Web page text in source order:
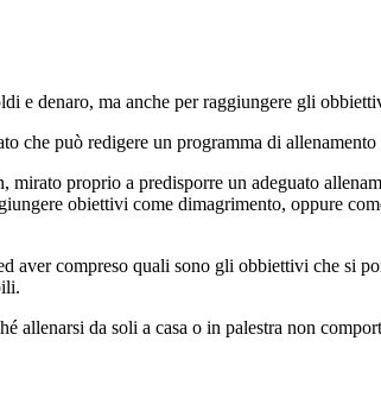
e denaro, ma anche per raggiungere gli
che può redigere un programma di
mirato proprio a predisporre un adeguato
obiettivi come dimagrimento, oppure
compreso quali sono gli obbiettivi che si
allenarsi da soli a casa o in palestra non